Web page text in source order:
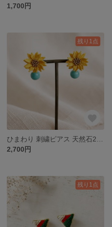
1,700円
残り1点
2,700円
残り1点